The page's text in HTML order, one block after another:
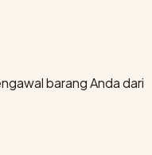
barang Anda dari